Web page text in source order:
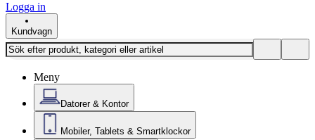
Logga in
Kundvagn
Meny
Datorer & Kontor
Mobiler, Tablets & Smartklockor